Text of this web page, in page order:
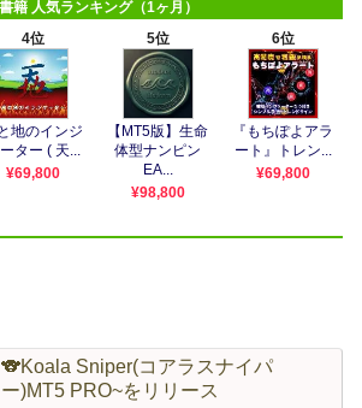
🐨Koala Sniper(コアラスナイパ
ー)MT5 PRO~をリリース